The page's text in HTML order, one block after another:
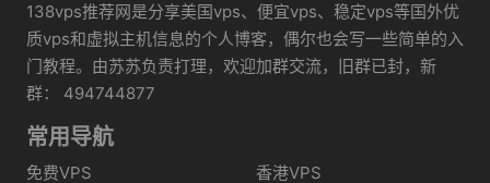
138vps推荐网是分享美国vps、便宜vps、稳定vps等国外优
质vps和虚拟主机信息的个人博客，偶尔也会写一些简单的入
门教程。由苏苏负责打理，欢迎加群交流，旧群已封，新
群： 494744877
常用导航
免费VPS 香港VPS